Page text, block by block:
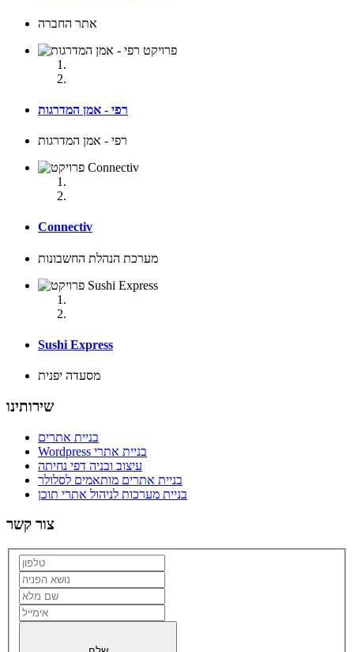
אתר החברה
רפי - אמן המדרגות
רפי - אמן המדרגות
Connectiv
מערכת הנהלת החשבונות
Sushi Express
מסעדה יפנית
שירותינו
בניית אתרים
Wordpress בניית אתרי
עיצוב ובניה דפי נחיתה
בניית אתרים מותאמים לסלולר
בניית מערכות לניהול אתרי תוכן
צור קשר